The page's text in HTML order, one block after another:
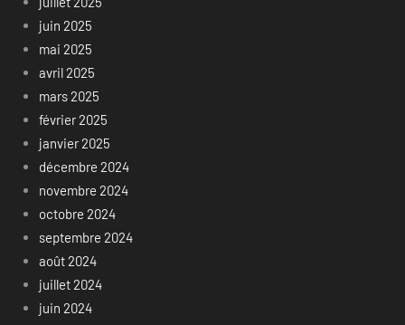
juin 2025
mai 2025
avril 2025
mars 2025
février 2025
janvier 2025
décembre 2024
novembre 2024
octobre 2024
septembre 2024
août 2024
juillet 2024
juin 2024